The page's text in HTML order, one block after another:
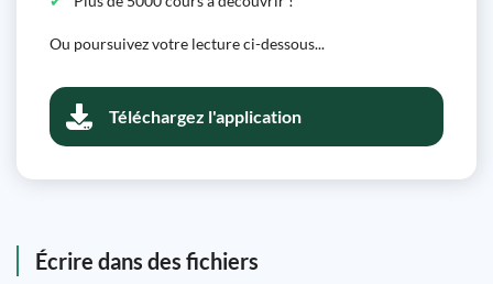
Ou poursuivez votre lecture ci-dessous...
Téléchargez l'application
Écrire dans des fichiers